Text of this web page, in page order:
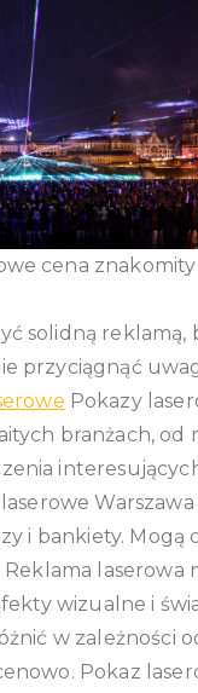
cena
solidną
przyciągnąć
Pokazy
branżach,
i bankiety. Mogą
wizualne i
w zależności
Pokaz